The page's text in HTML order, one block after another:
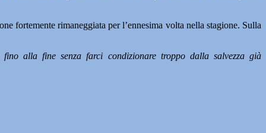
fortemente rimaneggiata per l’ennesima volta nella stagione. Sulla
alla fine senza farci condizionare troppo dalla salvezza già